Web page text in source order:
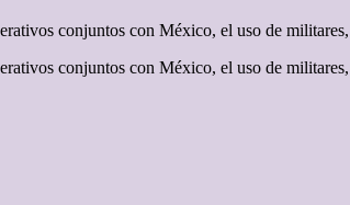
conjuntos con México, el uso de
conjuntos con México, el uso de